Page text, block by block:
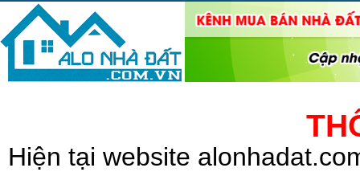
Hiện tại website